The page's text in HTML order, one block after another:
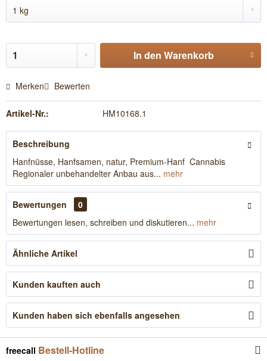
In den Warenkorb
Merken Bewerten
Artikel-Nr.: HM10168.1
Beschreibung
Hanfnüsse, Hanfsamen, natur, Premium-Hanf Cannabis
Regionaler unbehandelter Anbau aus... mehr
Bewertungen
0
Bewertungen lesen, schreiben und diskutieren... mehr
Ähnliche Artikel
Kunden kauften auch
Kunden haben sich ebenfalls angesehen
freecall Bestell-Hotline